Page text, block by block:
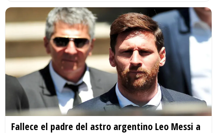
Fallece el padre del astro argentino Leo Messi a